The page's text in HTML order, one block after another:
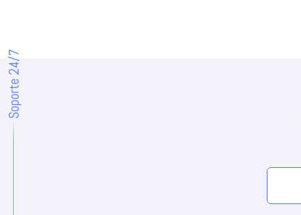
Soporte 24/7